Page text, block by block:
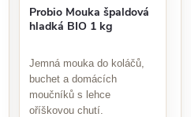
Probio Mouka špaldová
hladká BIO 1 kg
Jemná mouka do koláčů,
buchet a domácích
moučníků s lehce
oříškovou chutí.